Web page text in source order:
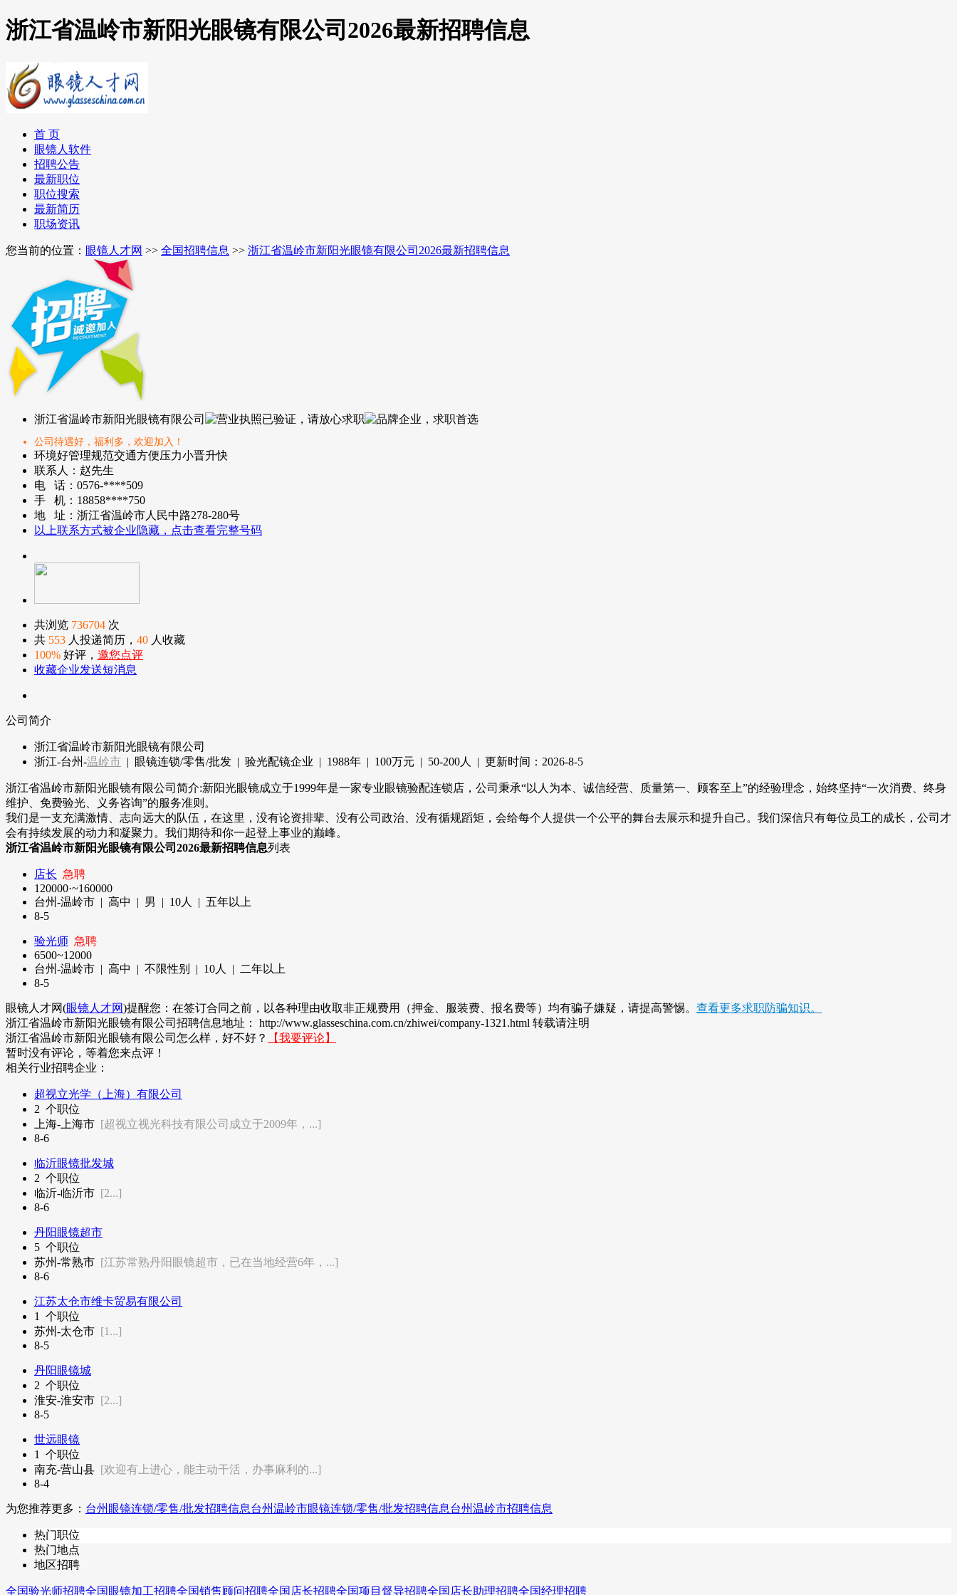
浙江省温岭市新阳光眼镜有限公司2026最新招聘信息
首 页
眼镜人软件
招聘公告
最新职位
职位搜索
最新简历
职场资讯
您当前的位置： 眼镜人才网 >> 全国招聘信息 >> 浙江省温岭市新阳光眼镜有限公司2026最新招聘信息
浙江省温岭市新阳光眼镜有限公司
公司待遇好，福利多，欢迎加入！
环境好管理规范交通方便压力小晋升快
联系人：赵先生
电 话：0576-****509
手 机：18858****750
地 址：浙江省温岭市人民中路278-280号
以上联系方式被企业隐藏，点击查看完整号码
共浏览 736704 次
共 553 人投递简历， 40 人收藏
100% 好评， 邀您点评
收藏企业发送短消息
公司简介
浙江省温岭市新阳光眼镜有限公司
浙江-台州-温岭市 | 眼镜连锁/零售/批发 | 验光配镜企业 | 1988年 | 100万元 | 50-200人 | 更新时间：2026-8-5
浙江省温岭市新阳光眼镜有限公司简介:新阳光眼镜成立于1999年是一家专业眼镜验配连锁店，公司秉承“以人为本、诚信经营、质量第一、顾客至上”的经验理念，始终坚持“一次消费、终身
维护、免费验光、义务咨询”的服务准则。
我们是一支充满激情、志向远大的队伍，在这里，没有论资排辈、没有公司政治、没有循规蹈矩，会给每个人提供一个公平的舞台去展示和提升自己。我们深信只有每位员工的成长，公司才
会有持续发展的动力和凝聚力。我们期待和你一起登上事业的巅峰。
浙江省温岭市新阳光眼镜有限公司2026最新招聘信息列表
店长 急聘
120000·~160000
台州-温岭市 | 高中 | 男 | 10人 | 五年以上
8-5
验光师 急聘
6500~12000
台州-温岭市 | 高中 | 不限性别 | 10人 | 二年以上
8-5
眼镜人才网(眼镜人才网)提醒您：在签订合同之前，以各种理由收取非正规费用（押金、服装费、报名费等）均有骗子嫌疑，请提高警惕。 查看更多求职防骗知识。
浙江省温岭市新阳光眼镜有限公司招聘信息地址： http://www.glasseschina.com.cn/zhiwei/company-1321.html 转载请注明
浙江省温岭市新阳光眼镜有限公司怎么样，好不好？
【我要评论】
暂时没有评论，等着您来点评！
相关行业招聘企业：
超视立光学（上海）有限公司
2 个职位
上海-上海市 [超视立视光科技有限公司成立于2009年，...]
8-6
临沂眼镜批发城
2 个职位
临沂-临沂市 [2...]
8-6
丹阳眼镜超市
5 个职位
苏州-常熟市 [江苏常熟丹阳眼镜超市，已在当地经营6年，...]
8-6
江苏太仓市维卡贸易有限公司
1 个职位
苏州-太仓市 [1...]
8-5
丹阳眼镜城
2 个职位
淮安-淮安市 [2...]
8-5
世远眼镜
1 个职位
南充-营山县 [欢迎有上进心，能主动干活，办事麻利的...]
8-4
为您推荐更多： 台州眼镜连锁/零售/批发招聘信息台州温岭市眼镜连锁/零售/批发招聘信息台州温岭市招聘信息
热门职位
热门地点
地区招聘
全国验光师招聘全国眼镜加工招聘全国销售顾问招聘全国店长招聘全国项目督导招聘全国店长助理招聘全国经理招聘